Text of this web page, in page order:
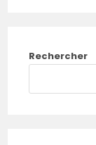
Rechercher